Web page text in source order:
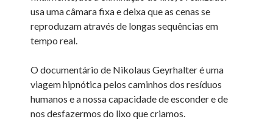
usa uma câmara fixa e deixa que as cenas se
reproduzam através de longas sequências em
tempo real.
O documentário de Nikolaus Geyrhalter é uma
viagem hipnótica pelos caminhos dos resíduos
humanos e a nossa capacidade de esconder e de
nos desfazermos do lixo que criamos.